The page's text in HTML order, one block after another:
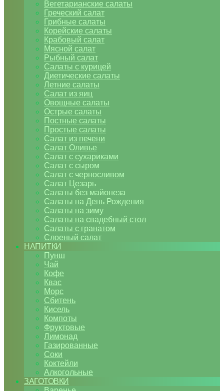
Вегетарианские салаты
Греческий салат
Грибные салаты
Корейские салаты
Крабовый салат
Мясной салат
Рыбный салат
Салаты с курицей
Диетические салаты
Летние салаты
Салат из яиц
Овощные салаты
Острые салаты
Постные салаты
Простые салаты
Салат из печени
Салат Оливье
Салат с сухариками
Салат с сыром
Салат с черносливом
Салат Цезарь
Салаты без майонеза
Салаты на День Рождения
Салаты на зиму
Салаты на свадебный стол
Салаты с гранатом
Слоеный салат
НАПИТКИ
Пунш
Чай
Кофе
Квас
Морс
Сбитень
Кисель
Компоты
Фруктовые
Лимонад
Газированные
Соки
Коктейли
Алкогольные
ЗАГОТОВКИ